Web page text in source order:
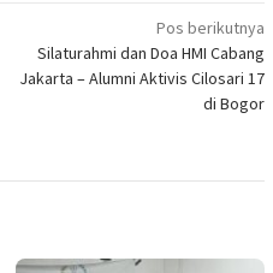
Pos berikutnya
Silaturahmi dan Doa HMI Cabang
Jakarta – Alumni Aktivis Cilosari 17
di Bogor